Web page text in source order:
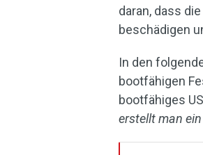
daran, dass
beschädigen
In den
bootfähigen
bootfähiges
erstellt man